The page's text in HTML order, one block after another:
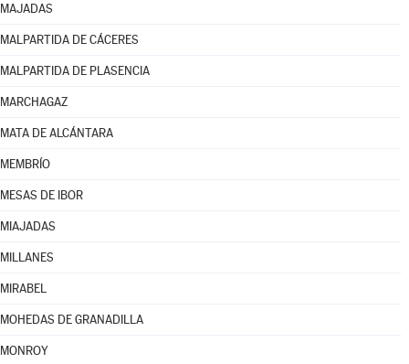
MAJADAS
MALPARTIDA DE CÁCERES
MALPARTIDA DE PLASENCIA
MARCHAGAZ
MATA DE ALCÁNTARA
MEMBRÍO
MESAS DE IBOR
MIAJADAS
MILLANES
MIRABEL
MOHEDAS DE GRANADILLA
MONROY